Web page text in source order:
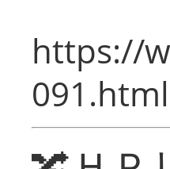
https://
091.html